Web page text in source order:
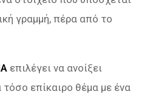
γραμμή, πέρα από το
επιλέγει να ανοίξει
επίκαιρο θέμα με ένα